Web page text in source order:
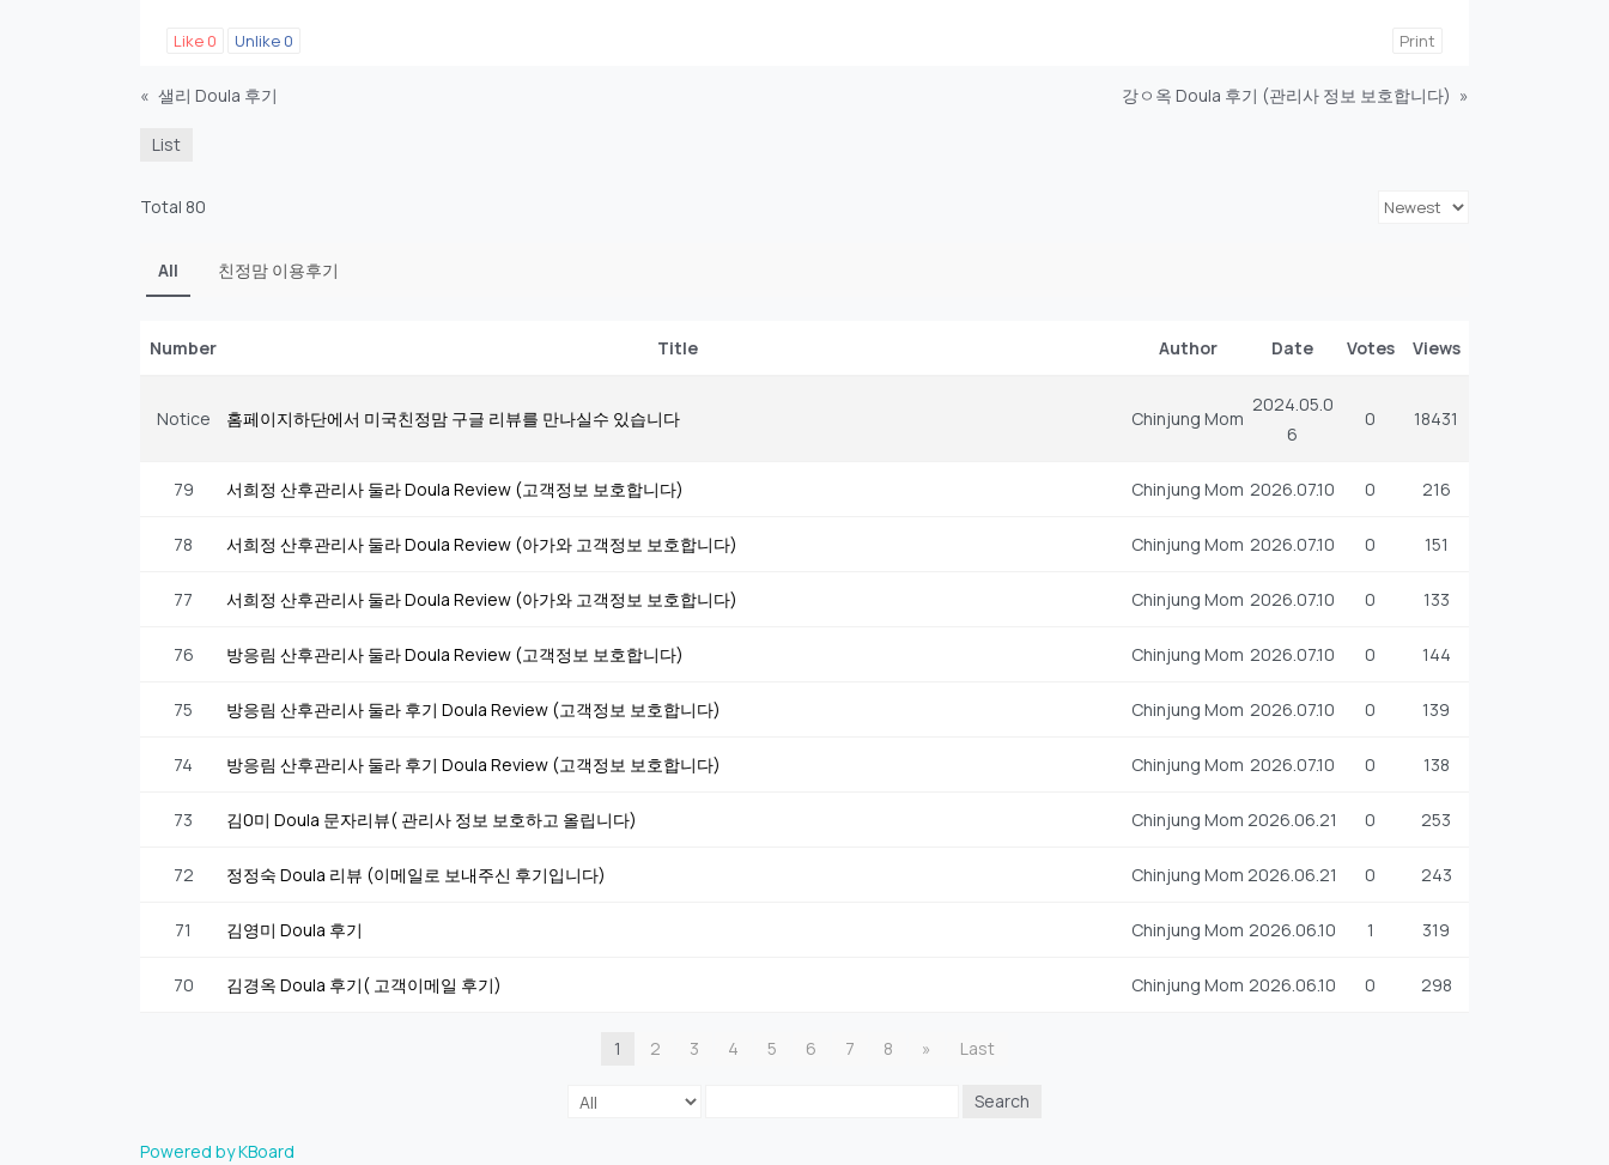
Like 0 Unlike 0 Print
« 샐리 Doula 후기 강ㅇ옥 Doula 후기 (관리사 정보 보호합니다) »
List
Total 80
All 친정맘 이용후기
Number Title Author Date Votes Views
Notice 홈페이지하단에서 미국친정맘 구글 리뷰를 만나실수 있습니다 Chinjung Mom
2024.05.0
6
0 18431
79 서희정 산후관리사 둘라 Doula Review (고객정보 보호합니다) Chinjung Mom 2026.07.10 0 216
78 서희정 산후관리사 둘라 Doula Review (아가와 고객정보 보호합니다) Chinjung Mom 2026.07.10 0 151
77 서희정 산후관리사 둘라 Doula Review (아가와 고객정보 보호합니다) Chinjung Mom 2026.07.10 0 133
76 방응림 산후관리사 둘라 Doula Review (고객정보 보호합니다) Chinjung Mom 2026.07.10 0 144
75 방응림 산후관리사 둘라 후기 Doula Review (고객정보 보호합니다) Chinjung Mom 2026.07.10 0 139
74 방응림 산후관리사 둘라 후기 Doula Review (고객정보 보호합니다) Chinjung Mom 2026.07.10 0 138
73 김0미 Doula 문자리뷰( 관리사 정보 보호하고 올립니다) Chinjung Mom 2026.06.21 0 253
72 정정숙 Doula 리뷰 (이메일로 보내주신 후기입니다) Chinjung Mom 2026.06.21 0 243
71 김영미 Doula 후기 Chinjung Mom 2026.06.10 1 319
70 김경옥 Doula 후기( 고객이메일 후기) Chinjung Mom 2026.06.10 0 298
1 2 3 4 5 6 7 8 » Last
Search
Powered by KBoard